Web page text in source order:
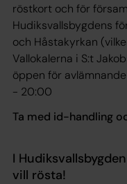
röstkort och för
Hudiksvallsbygdens
och Håstakyrkan
Vallokalerna i S:t
öppen för
- 20:00
Ta med id-handling
I
vill rösta!